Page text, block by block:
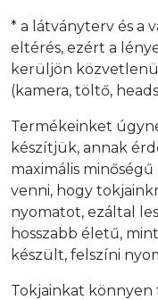
* a látványterv és a
eltérés, ezért a
kerüljön
(kamera, töltő,
Termékeinket
készítjük, annak
maximális
venni, hogy
nyomatot, ezáltal
hosszabb életű,
készült, felszíni
Tokjainkat